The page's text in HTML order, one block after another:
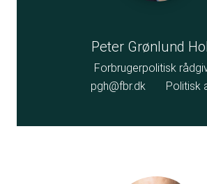
Peter Grønlund
Forbrugerpolitisk
pgh@fbr.dk
Politisk